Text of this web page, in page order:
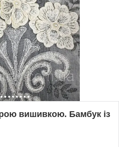
вишивкою. Бамбук із